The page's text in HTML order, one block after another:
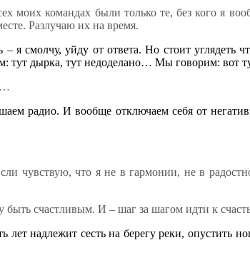
моих командах были только те, без кого я
Разлучаю их на время.
я смолчу, уйду от ответа. Но стоит углядеть
дырка, тут недоделано… Мы говорим: вот
радио. И вообще отключаем себя от
чувствую, что я не в гармонии, не в
быть счастливым. И – шаг за шагом идти к
надлежит сесть на берегу реки, опустить